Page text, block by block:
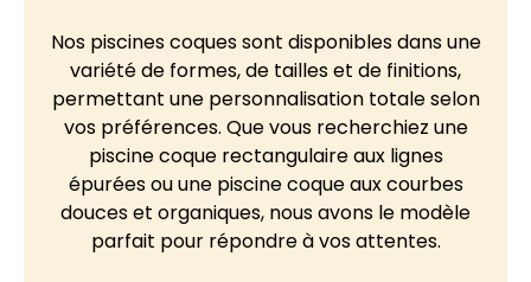
Nos piscines coques sont disponibles dans une
variété de formes, de tailles et de finitions,
permettant une personnalisation totale selon
vos préférences. Que vous recherchiez une
piscine coque rectangulaire aux lignes
épurées ou une piscine coque aux courbes
douces et organiques, nous avons le modèle
parfait pour répondre à vos attentes.